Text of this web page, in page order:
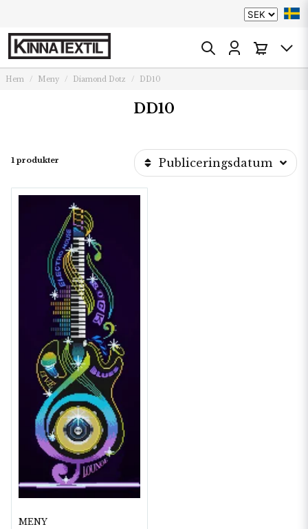
Hem Meny Diamond Dotz DD10
DD10
1 produkter Publiceringsdatum
MENY